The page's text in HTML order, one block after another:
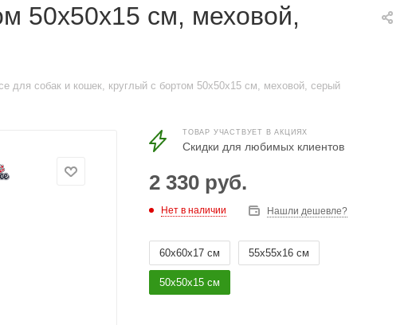
50х50х15 см, меховой,
для собак и кошек, круглый с бортом 50х50х15 см, меховой, серый​
ТОВАР УЧАСТВУЕТ В АКЦИЯХ
Скидки для любимых клиентов
2 330 руб.
Нет в наличии Нашли дешевле?
60х60х17 см 55х55х16 см
50х50х15 см